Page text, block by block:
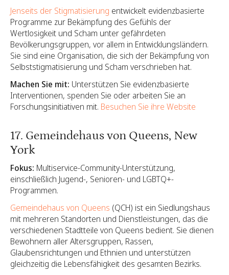
Jenseits der Stigmatisierung entwickelt evidenzbasierte
Programme zur Bekämpfung des Gefühls der
Wertlosigkeit und Scham unter gefährdeten
Bevölkerungsgruppen, vor allem in Entwicklungsländern.
Sie sind eine Organisation, die sich der Bekämpfung von
Selbststigmatisierung und Scham verschrieben hat.
Machen Sie mit: Unterstützen Sie evidenzbasierte
Interventionen, spenden Sie oder arbeiten Sie an
Forschungsinitiativen mit. Besuchen Sie ihre Website
17. Gemeindehaus von Queens, New
York
Fokus: Multiservice-Community-Unterstützung,
einschließlich Jugend-, Senioren- und LGBTQ+-
Programmen.
Gemeindehaus von Queens (QCH) ist ein Siedlungshaus
mit mehreren Standorten und Dienstleistungen, das die
verschiedenen Stadtteile von Queens bedient. Sie dienen
Bewohnern aller Altersgruppen, Rassen,
Glaubensrichtungen und Ethnien und unterstützen
gleichzeitig die Lebensfähigkeit des gesamten Bezirks.